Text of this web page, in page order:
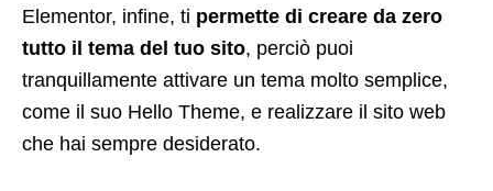
Elementor, infine, ti permette di creare da zero
tutto il tema del tuo sito, perciò puoi
tranquillamente attivare un tema molto semplice,
come il suo Hello Theme, e realizzare il sito web
che hai sempre desiderato.